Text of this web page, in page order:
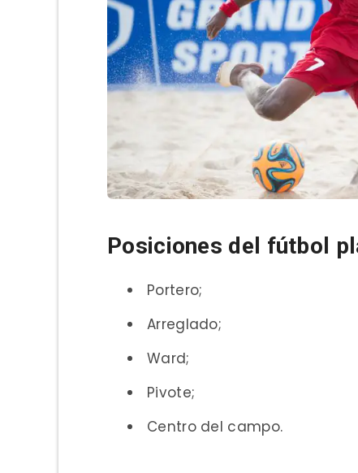
Posiciones del fútbol
Portero;
Arreglado;
Ward;
Pivote;
Centro del campo.